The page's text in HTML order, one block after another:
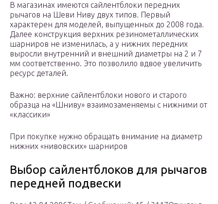
В магазинах имеются сайлентблоки передних
рычагов на Шеви Ниву двух типов. Первый
характерен для моделей, выпущенных до 2008 года.
Далее конструкция верхних резинометаллических
шарниров не изменилась, а у нижних передних
выросли внутренний и внешний диаметры на 2 и 7
мм соответственно. Это позволило вдвое увеличить
ресурс деталей.
Важно: верхние сайлентблоки нового и старого
образца на «Шниву» взаимозаменяемы с нижними от
«классики»
При покупке нужно обращать внимание на диаметр
нижних «нивовских» шарниров
Выбор сайлентблоков для рычагов
передней подвески